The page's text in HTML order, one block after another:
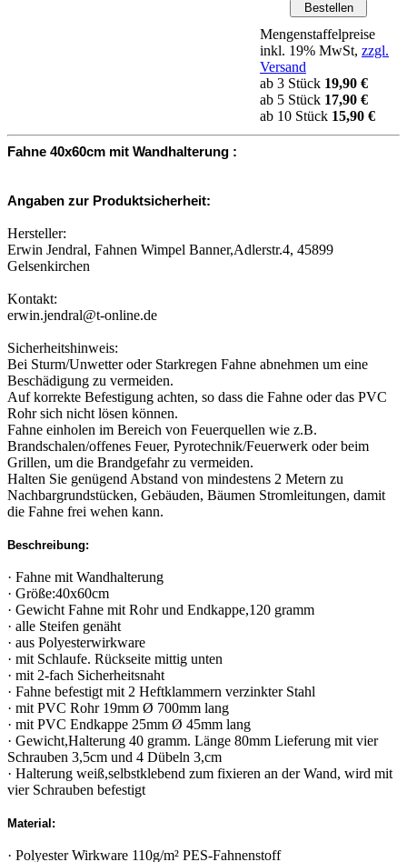
Mengenstaffelpreise
inkl. 19% MwSt, zzgl.
Versand
ab 3 Stück 19,90 €
ab 5 Stück 17,90 €
ab 10 Stück 15,90 €
Fahne 40x60cm mit Wandhalterung :
Angaben zur Produktsicherheit:
Hersteller:
Erwin Jendral, Fahnen Wimpel Banner,Adlerstr.4, 45899
Gelsenkirchen
Kontakt:
erwin.jendral@t-online.de
Sicherheitshinweis:
Bei Sturm/Unwetter oder Starkregen Fahne abnehmen um eine
Beschädigung zu vermeiden.
Auf korrekte Befestigung achten, so dass die Fahne oder das PVC
Rohr sich nicht lösen können.
Fahne einholen im Bereich von Feuerquellen wie z.B.
Brandschalen/offenes Feuer, Pyrotechnik/Feuerwerk oder beim
Grillen, um die Brandgefahr zu vermeiden.
Halten Sie genügend Abstand von mindestens 2 Metern zu
Nachbargrundstücken, Gebäuden, Bäumen Stromleitungen, damit
die Fahne frei wehen kann.
Beschreibung:
· Fahne mit Wandhalterung
· Größe:40x60cm
· Gewicht Fahne mit Rohr und Endkappe,120 gramm
· alle Steifen genäht
· aus Polyesterwirkware
· mit Schlaufe. Rückseite mittig unten
· mit 2-fach Sicherheitsnaht
· Fahne befestigt mit 2 Heftklammern verzinkter Stahl
· mit PVC Rohr 19mm Ø 700mm lang
· mit PVC Endkappe 25mm Ø 45mm lang
· Gewicht,Halterung 40 gramm. Länge 80mm Lieferung mit vier
Schrauben 3,5cm und 4 Dübeln 3,cm
· Halterung weiß,selbstklebend zum fixieren an der Wand, wird mit
vier Schrauben befestigt
Material:
· Polyester Wirkware 110g/m² PES-Fahnenstoff